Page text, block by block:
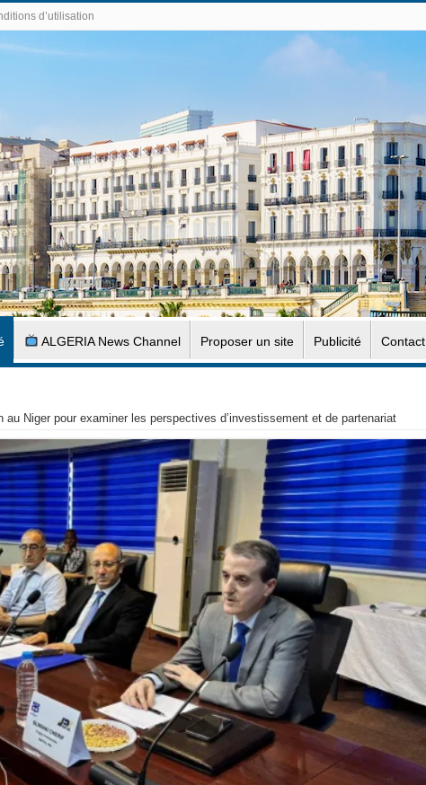
d’utilisation
ALGERIA News Channel Proposer un site Publicité Contact
au Niger pour examiner les perspectives d’investissement et de partenariat